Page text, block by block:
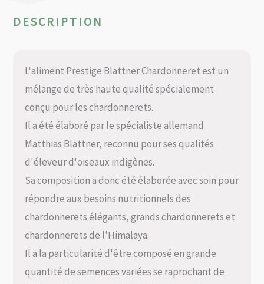
DESCRIPTION
L'aliment Prestige Blattner Chardonneret est un
mélange de très haute qualité spécialement
conçu pour les chardonnerets.
Il a été élaboré par le spécialiste allemand
Matthias Blattner, reconnu pour ses qualités
d'éleveur d'oiseaux indigènes.
Sa composition a donc été élaborée avec soin pour
répondre aux besoins nutritionnels des
chardonnerets élégants, grands chardonnerets et
chardonnerets de l'Himalaya.
Il a la particularité d'être composé en grande
quantité de semences variées se raprochant de